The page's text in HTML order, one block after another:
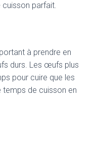
parfait.
à prendre en
durs. Les œufs plus
pour cuire que les
de cuisson en